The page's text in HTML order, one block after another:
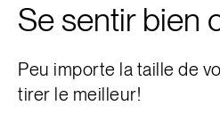
Se sentir bien
Peu importe la taille de
tirer le meilleur!